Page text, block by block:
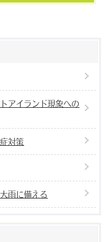
アイランド現象への
対策
雨に備える